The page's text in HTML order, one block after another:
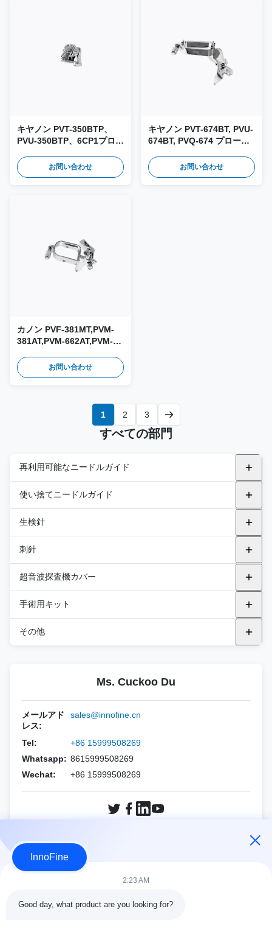
キヤノン PVT-350BTP、
PVU-350BTP、6CP1プロー
ガイド＆バイオプシアダプ
ター JSM-261
お問い合わせ
キヤノン PVT-674BT, PVU-
674BT, PVQ-674 プローブ
ド＆生検アダプター JSM-
227
お問い合わせ
カノン PVF-381MT,PVM-
381AT,PVM-662AT,PVM-
能な針ガイドとバイオプシ
ーアダプター JSM-169
お問い合わせ
1 2 3
すべての部門
再利用可能なニードルガイド
金属再利用可能なニードルガイド
アルピニオン
キャノン
ホロジック
マインドレイ
フィリップス
サムスン
ワイン
プラスチックの支架
飛行機から外へ
使い捨てニードルガイド
endocavity
フィリップス
サムスン
FUJIFILM 医療
エサオート
アルピニオン
シーメンス
ホロジック
その他のブランド
トランスペリネアル
生検針
自動生検針
セミオートバイオプシーニードル
統合 バイオプシー 針
刺針
PNA (PTC)
PNB（FNA針）
PNC（同軸ニードル）
超音波探査機カバー
汎用プローブカバー
エンドキャビリティ・プロブ・カバー
手術用キット
DEKキット
その他
ステリル 超音波ジェルMs. Cuckoo Du
メールアド
レス:
sales@innofine.cn
Tel:
+86 15999508269
Whatsapp: 8615999508269
Wechat:
+86 15999508269
InnoFine
2:23 AM
Good day, what product are you looking for?